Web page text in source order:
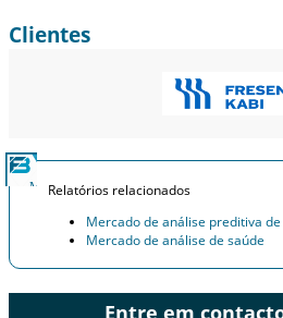
Clientes
Relatórios relacionados
Mercado de análise preditiva de
Mercado de análise de saúde
Entre em